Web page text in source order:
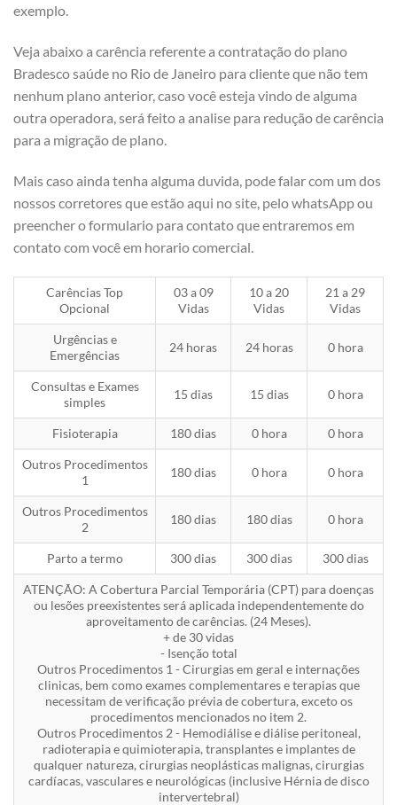
exemplo.
Veja abaixo a carência referente a contratação do plano
Bradesco saúde no Rio de Janeiro para cliente que não tem
nenhum plano anterior, caso você esteja vindo de alguma
outra operadora, será feito a analise para redução de carência
para a migração de plano.
Mais caso ainda tenha alguma duvida, pode falar com um dos
nossos corretores que estão aqui no site, pelo whatsApp ou
preencher o formulario para contato que entraremos em
contato com você em horario comercial.
Carências Top
Opcional
03 a 09
Vidas
10 a 20
Vidas
21 a 29
Vidas
Urgências e
Emergências
24 horas 24 horas 0 hora
Consultas e Exames
simples
15 dias 15 dias 0 hora
Fisioterapia 180 dias 0 hora 0 hora
Outros Procedimentos
1
180 dias 0 hora 0 hora
Outros Procedimentos
2
180 dias 180 dias 0 hora
Parto a termo 300 dias 300 dias 300 dias
ATENÇÃO: A Cobertura Parcial Temporária (CPT) para doenças
ou lesões preexistentes será aplicada independentemente do
aproveitamento de carências. (24 Meses).
+ de 30 vidas
- Isenção total
Outros Procedimentos 1 - Cirurgias em geral e internações
clinicas, bem como exames complementares e terapias que
necessitam de verificação prévia de cobertura, exceto os
procedimentos mencionados no item 2.
Outros Procedimentos 2 - Hemodiálise e diálise peritoneal,
radioterapia e quimioterapia, transplantes e implantes de
qualquer natureza, cirurgias neoplásticas malignas, cirurgias
cardíacas, vasculares e neurológicas (inclusive Hérnia de disco
intervertebral)